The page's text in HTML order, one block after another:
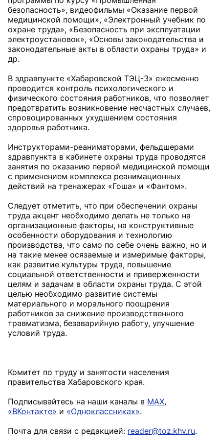
безопасность», видеофильмы «Оказание первой
медицинской помощи», «Электронный учебник по
охране труда», «Безопасность при эксплуатации
электроустановок», «Основы законодательства и
законодательные акты в области охраны труда» и
др.
В здравпункте «Хабаровской ТЭЦ-3» ежесменно
проводится контроль психологического и
физического состояния работников, что позволяет
предотвратить возникновение несчастных случаев,
спровоцированных ухудшением состояния
здоровья работника.
Инструкторами-реанимато­рами, фельдшерами
здравпункта в кабинете охраны труда проводятся
занятия по оказанию первой медицинской помощи
с применением комплекса реанимационных
действий на тренажерах «Гоша» и «Фантом».
Следует отметить, что при обеспечении охраны
труда акцент необходимо делать не только на
организационные факторы, на конструктивные
особенности оборудования и технологию
производства, что само по себе очень важно, но и
на такие менее осязаемые и измеримые факторы,
как развитие культуры труда, повышение
социальной ответственности и приверженности
целям и задачам в области охраны труда. С этой
целью необходимо развитие системы
материального и морального поощрения
работников за снижение производственного
травматизма, безаварийную работу, улучшение
условий труда.
Комитет по труду и занятости населения
правительства Хабаровского края.
Подписывайтесь на наши каналы в MAX,
«ВКонтакте» и «Одноклассниках».
Почта для связи с редакцией: reader@toz.khv.ru.